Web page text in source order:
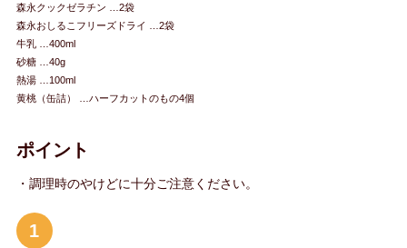
森永クックゼラチン …2袋
森永おしるこフリーズドライ …2袋
牛乳 …400ml
砂糖 …40g
熱湯 …100ml
黄桃（缶詰） …ハーフカットのもの4個
ポイント
・調理時のやけどに十分ご注意ください。
1